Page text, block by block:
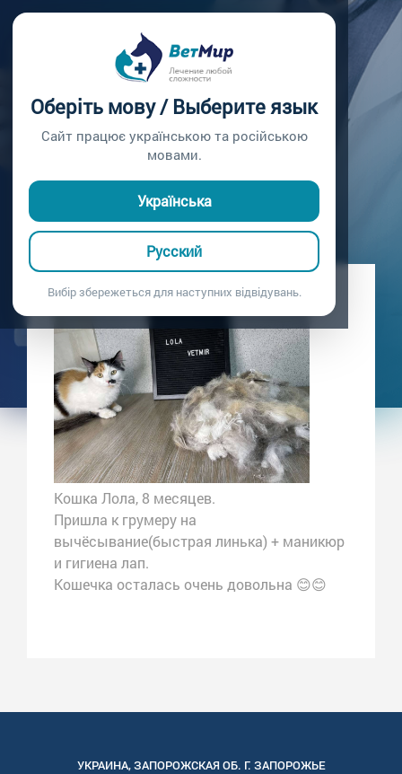
Оберіть мову / Выберите язык
Сайт працює українською та російською
мовами.
Українська
Русский
Вибір збережеться для наступних відвідувань.
ВЫЧЁСЫВАНИЕ
Пришла к грумеру на вычёсывание
Кошка Лола, 8 месяцев.
Пришла к грумеру на
вычёсывание(быстрая линька) + маникюр
и гигиена лап.
Кошечка осталась очень довольна 😊😊
УКРАИНА,ЗАПОРОЖСКАЯОБ. Г. ЗАПОРОЖЬЕ